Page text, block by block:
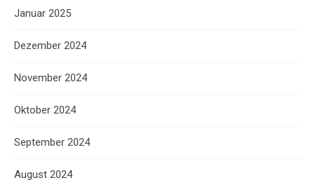
Januar 2025
Dezember 2024
November 2024
Oktober 2024
September 2024
August 2024